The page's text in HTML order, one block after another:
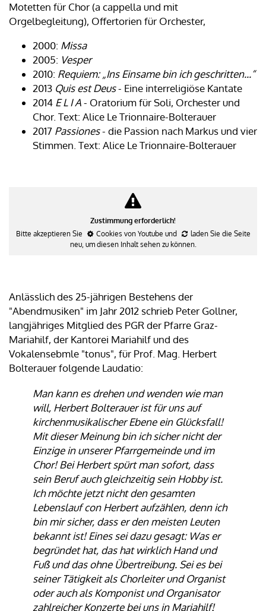
Motetten für Chor (a cappella und mit
Orgelbegleitung), Offertorien für Orchester,
2000: Missa
2005: Vesper
2010: Requiem: „Ins Einsame bin ich geschritten...“
2013 Quis est Deus- Eine interreligiöse Kantate
2014 E L I A- Oratorium für Soli, Orchester und
Chor. Text: Alice Le Trionnaire-Bolterauer
2017 Passiones- die Passion nach Markus und vier
Stimmen. Text: Alice Le Trionnaire-Bolterauer
Zustimmung erforderlich!
Bitte akzeptieren Sie
Cookies von Youtube und
laden Sie die Seite
neu, um diesen Inhalt sehen zu können.
Anlässlich des 25-jährigen Bestehens der
"Abendmusiken" im Jahr 2012 schrieb Peter Gollner,
langjähriges Mitglied des PGR der Pfarre Graz-
Mariahilf, der Kantorei Mariahilf und des
Vokalensebmle "tonus", für Prof. Mag. Herbert
Bolterauer folgende Laudatio:
Man kann es drehen und wenden wie man
will, Herbert Bolterauer ist für uns auf
kirchenmusikalischer Ebene ein Glücksfall!
Mit dieser Meinung bin ich sicher nicht der
Einzige in unserer Pfarrgemeinde und im
Chor! Bei Herbert spürt man sofort, dass
sein Beruf auch gleichzeitig sein Hobby ist.
Ich möchte jetzt nicht den gesamten
Lebenslauf con Herbert aufzählen, denn ich
bin mir sicher, dass er den meisten Leuten
bekannt ist! Eines sei dazu gesagt: Was er
begründet hat, das hat wirklich Hand und
Fuß und das ohne Übertreibung. Sei es bei
seiner Tätigkeit als Chorleiter und Organist
oder auch als Komponist und Organisator
zahlreicher Konzerte bei uns in Mariahilf!